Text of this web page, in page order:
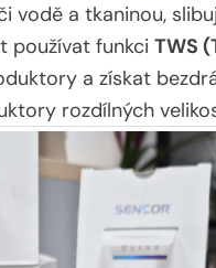
vodě a tkaninou,
používat funkci TWS
a získat
rozdílných